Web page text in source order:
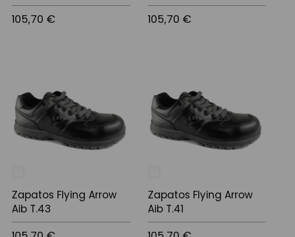
105,70 € 105,70 €
Zapatos Flying Arrow
Aib T.43
Zapatos Flying Arrow
Aib T.41